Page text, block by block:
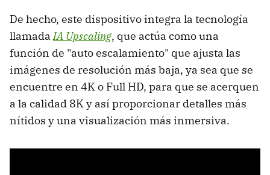
De hecho, este dispositivo integra la tecnología
llamadaIA Upscaling, que actúa como una
función de "auto escalamiento" que ajusta las
imágenes de resolución más baja, ya sea que se
encuentre en 4K o Full HD, para que se acerquen
a la calidad 8K y así proporcionar detalles más
nítidos y una visualización más inmersiva.